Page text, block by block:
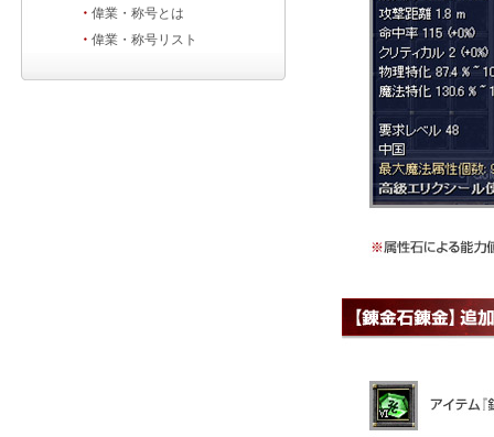
・ 偉業・称号とは
・ 偉業・称号リスト